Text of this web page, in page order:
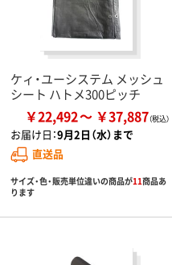
ケィ・ユーシステム メッシュ
シート ハトメ300ピッチ
￥22,492 ￥37,887
お届け日：9月2日（水）まで
直送品
サイズ・色・販売単位違いの商品が11商品あ
ります